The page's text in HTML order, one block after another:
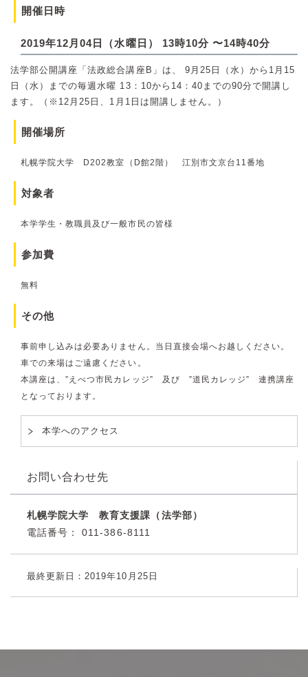
開催日時
2019年12月04日（水曜日） 13時10分 〜14時40分
法学部公開講座「法政総合講座B」は、 9月25日（水）から1月15
日（水）までの毎週水曜 13：10から14：40までの90分で開講し
ます。（※12月25日、1月1日は開講しません。）
開催場所
札幌学院大学 D202教室（D館2階） 江別市文京台11番地
対象者
本学学生・教職員及び一般市民の皆様
参加費
無料
その他
事前申し込みは必要ありません。当日直接会場へお越しください。
車での来場はご遠慮ください。
本講座は、”えべつ市民カレッジ” 及び ”道民カレッジ” 連携講座
となっております。
本学へのアクセス
お問い合わせ先
札幌学院大学 教育支援課（法学部）
電話番号：
011-386-8111
最終更新日：2019年10月25日